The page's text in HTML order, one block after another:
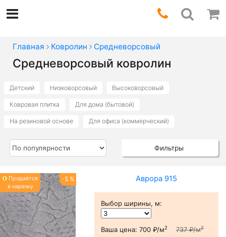
Главная Ковролин Средневорсовый
Средневорсовый ковролин
Детский Низковорсовый Высоковорсовый
Ковровая плитка Для дома (бытовой)
На резиновой основе Для офиса (коммерческий)
Фильтры
-5 %
Продаётся
в нарезку
Аврора 915
Выбор ширины, м:
Ваша цена: 700 ₽/м2 737 ₽/м2